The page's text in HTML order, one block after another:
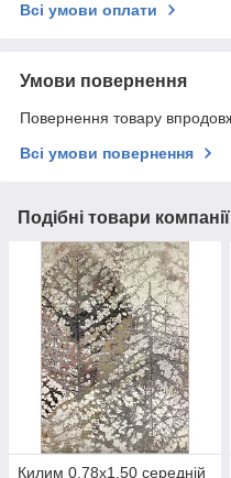
Всі умови оплати
Умови повернення
Повернення товару
Всі умови повернення
Подібні товари компанії
Килим 0.78х1.50 середній